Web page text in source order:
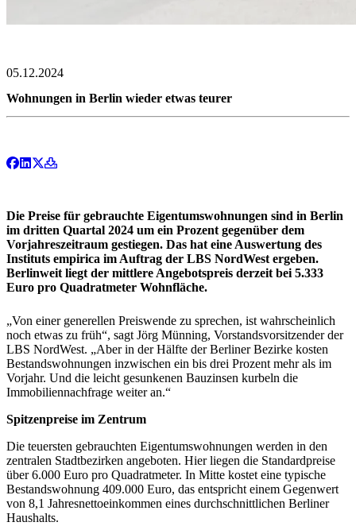
05.12.2024
Wohnungen in Berlin wieder etwas teurer
Die Preise für gebrauchte Eigentumswohnungen sind in Berlin
im dritten Quartal 2024 um ein Prozent gegenüber dem
Vorjahreszeitraum gestiegen. Das hat eine Auswertung des
Instituts empirica im Auftrag der LBS NordWest ergeben.
Berlinweit liegt der mittlere Angebotspreis derzeit bei 5.333
Euro pro Quadratmeter Wohnfläche.
„Von einer generellen Preiswende zu sprechen, ist wahrscheinlich
noch etwas zu früh“, sagt Jörg Münning, Vorstandsvorsitzender der
LBS NordWest. „Aber in der Hälfte der Berliner Bezirke kosten
Bestandswohnungen inzwischen ein bis drei Prozent mehr als im
Vorjahr. Und die leicht gesunkenen Bauzinsen kurbeln die
Immobiliennachfrage weiter an.“
Spitzenpreise im Zentrum
Die teuersten gebrauchten Eigentumswohnungen werden in den
zentralen Stadtbezirken angeboten. Hier liegen die Standardpreise
über 6.000 Euro pro Quadratmeter. In Mitte kostet eine typische
Bestandswohnung 409.000 Euro, das entspricht einem Gegenwert
von 8,1 Jahresnettoeinkommen eines durchschnittlichen Berliner
Haushalts.